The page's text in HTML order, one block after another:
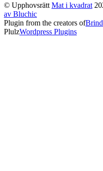
© Upphovsrätt Mat i kvadrat
av Bluchic
Plugin from the creators of
PlulzWordpress Plugins